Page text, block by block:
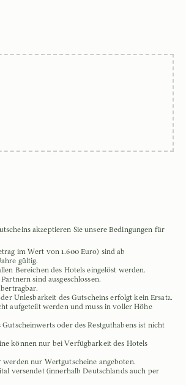
akzeptieren Sie unsere Bedingungen für
im Wert von 1.600 Euro) sind ab
gültig.
Bereichen des Hotels eingelöst werden.
sind ausgeschlossen.
Unlesbarkeit des Gutscheins erfolgt kein Ersatz.
aufgeteilt werden und muss in voller Höhe
Gutscheinwerts oder des Restguthabens ist nicht
können nur bei Verfügbarkeit des Hotels
werden nur Wertgutscheine angeboten.
versendet (innerhalb Deutschlands auch per